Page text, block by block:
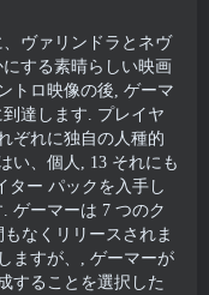
ヴァリンドラとネヴ
する素晴らしい映画
トロ映像の後, ゲーマ
達します. プレイヤ
ぞれに独自の人種的
い、個人, 13 それにも
ター パックを入手し
ゲーマーは 7 つのク
なくリリースされま
ますが、, ゲーマーが
することを選択した